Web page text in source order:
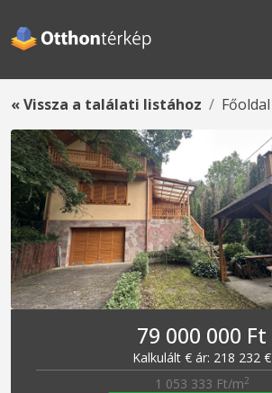
« Vissza a találati listához Főoldal
79 000 000 Ft
Kalkulált € ár: 218 232 €
1 053 333 Ft/m2